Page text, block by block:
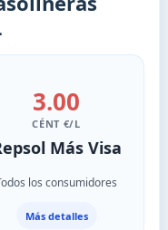
3.00
CÉNT €/L
Más Visa
los consumidores
Más detalles